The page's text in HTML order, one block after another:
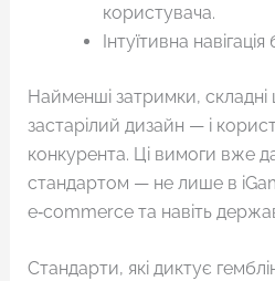
користувача.
Інтуїтивна
Найменші затримки,
застарілий дизайн — і
конкурента. Ці вимоги вже
стандартом — не лише в
e‑commerce та навіть
Стандарти, які диктує